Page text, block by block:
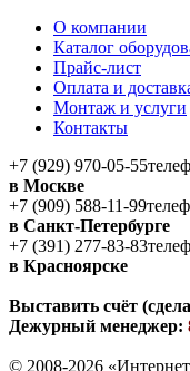
О компании
Каталог
Прайс-лист
Оплата и
Монтаж и услуги
Контакты
+7 (929) 970-05-55
в Москве
+7 (909) 588-11-99
в Санкт-Петербурге
+7 (391) 277-83-83
в Красноярске
Выставить счёт
Дежурный менеджер:
© 2008-2026